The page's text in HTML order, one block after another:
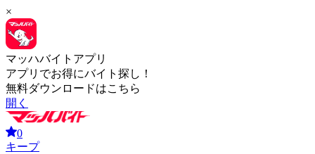
×
マッハバイトアプリ
アプリでお得にバイト探し！
無料ダウンロードはこちら
開く
0
キープ